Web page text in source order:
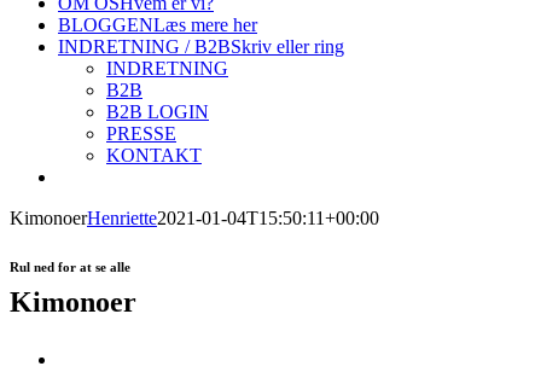
BLOGGENLæs mere her
INDRETNING / B2BSkriv eller ring
INDRETNING
B2B
B2B LOGIN
PRESSE
KONTAKT
KimonoerHenriette2021-01-04T15:50:11+00:00
Rul ned for at se alle
Kimonoer